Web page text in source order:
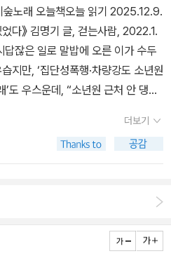
쏙. 7.5×11.5cm의 작은 사이즈에
쏙은 ‘난다’라는 말에 착안하여 디
페이지든 펼쳐 읽기 좋은 휴대용 시
다. 단순히 작은 판형으로 줄여 만
북을 염두하여 수작업을 거친 것
강하게 지저귀는 난다시편의 큰 새와
짓으로 여러분에게 날아들기를 바
(근간)
숲노래 오늘책오늘 읽기 2025.12.9.
다》 김명기 글, 걷는사람, 2022.1.
잖은 일로 말밥에 오른 이가 수두
지만, ‘집단성폭행·차량강도 소년원
’도 우스운데, “소년원 근처 안 댕겨
으려 한다. 철들면 눈뜨고, 눈뜨면
림하는 사람으로 설 테니까, 그냥
로 노닥거리려는 뜻일까? 어려서 소
우친 사람만 타박하지 않을 뿐이다.
는 철든 어른으로 서려고 온마음을
더보기